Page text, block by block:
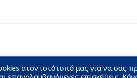
στον ιστότοπό μας για να σας